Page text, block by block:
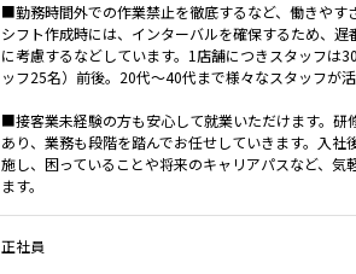
■勤務時間外での作業禁止を徹底するなど、働きやす
シフト作成時には、インターバルを確保するため、遅
に考慮するなどしています。1店舗につきスタッフは
ッフ25名）前後。20代～40代まで様々なスタッフが活
■接客業未経験の方も安心して就業いただけます。研
あり、業務も段階を踏んでお任せしていきます。入社
施し、困っていることや将来のキャリアパスなど、気
ます。
正社員